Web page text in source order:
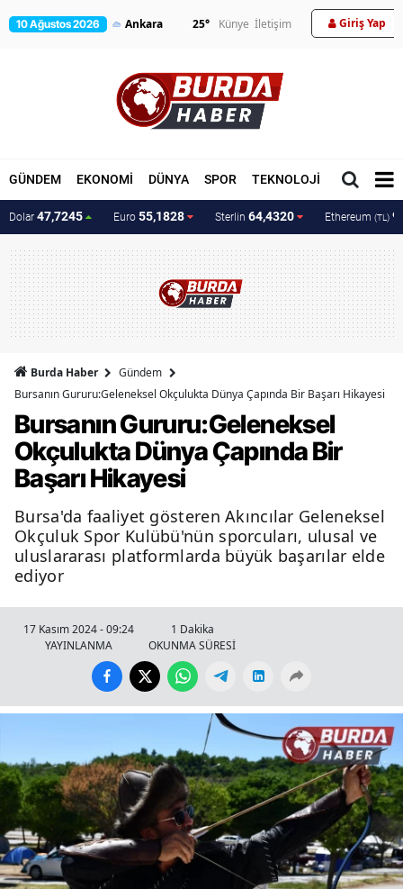
10 Ağustos 2026 25° Künye İletişim Giriş Yap
GÜNDEM EKONOMİ DÜNYA SPOR TEKNOLOJİ MAGAZİN
Dolar 47,7245 Euro 55,1828 Sterlin 64,4320 Ethereum (TL)
Burda Haber
Gündem
Bursanın Gururu:Geleneksel Okçulukta Dünya Çapında Bir Başarı Hikayesi
Bursanın Gururu:Geleneksel
Okçulukta Dünya Çapında Bir
Başarı Hikayesi
Bursa'da faaliyet gösteren Akıncılar Geleneksel
Okçuluk Spor Kulübü'nün sporcuları, ulusal ve
uluslararası platformlarda büyük başarılar elde
ediyor
17 Kasım 2024 - 09:24
YAYINLANMA
1 Dakika
OKUNMA SÜRESİ